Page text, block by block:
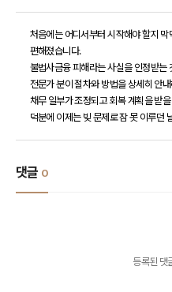
처음에는 어디서부터 시작해야 할지
편해졌습니다.
불법사금융 피해라는 사실을 인정받는
전문가 분이 절차와 방법을 상세히 안
채무 일부가 조정되고 회복 계획을 받
덕분에 이제는 빚 문제로 잠 못 이루던
댓글 0
등록된 댓